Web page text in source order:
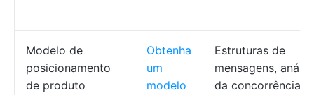
Modelo de
posicionamento
de produto
Obtenha
um
modelo
Estruturas de
mensagens,
da concorrência,